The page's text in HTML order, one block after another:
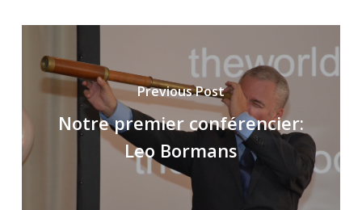
Previous Post
Notre premier conférencier:
Leo Bormans